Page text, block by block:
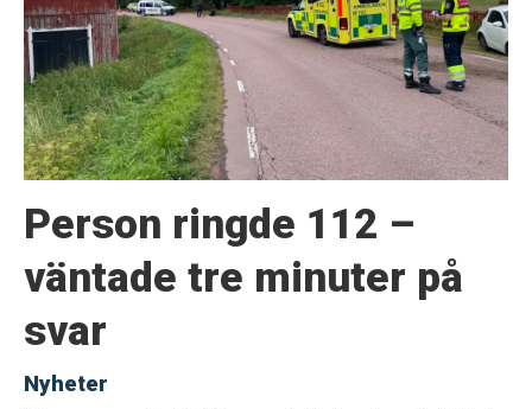
Person ringde 112 –
väntade tre minuter på
svar
Nyheter